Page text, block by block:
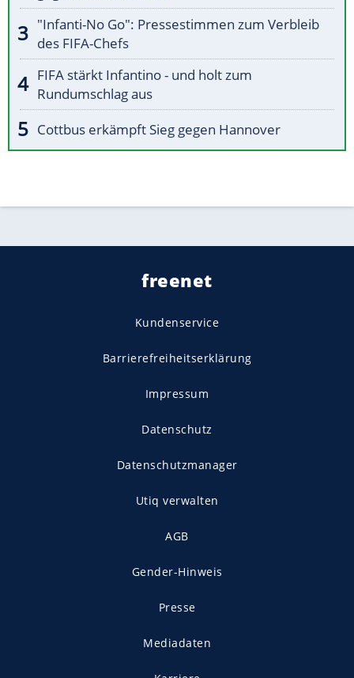
"Infanti-No Go": Pressestimmen zum Verbleib
des FIFA-Chefs
FIFA stärkt Infantino - und holt zum
Rundumschlag aus
Cottbus erkämpft Sieg gegen Hannover
freenet
Kundenservice
Barrierefreiheitserklärung
Impressum
Datenschutz
Datenschutzmanager
Utiq verwalten
AGB
Gender-Hinweis
Presse
Mediadaten